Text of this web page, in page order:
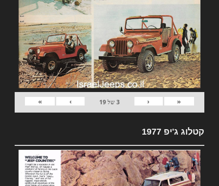
«
‹
3של19
›
»
קטלוג ג'יפ 1977